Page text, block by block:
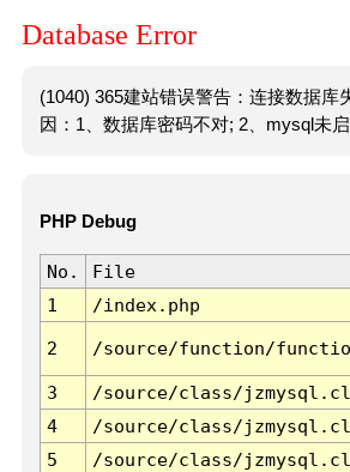
Database Error
(1040) 365建站错误警告：连接数据库
因：1、数据库密码不对; 2、mysql未启
PHP Debug
No. File
1
/index.php
2 /source/function/
3 /source/class/
4
/source/class/
5
/source/class/